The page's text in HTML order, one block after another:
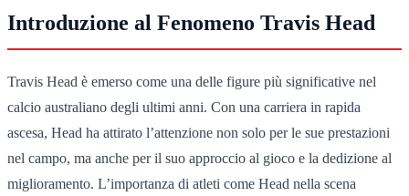
Introduzione al Fenomeno Travis Head
Travis Head è emerso come una delle figure più significative nel
calcio australiano degli ultimi anni. Con una carriera in rapida
ascesa, Head ha attirato l’attenzione non solo per le sue prestazioni
nel campo, ma anche per il suo approccio al gioco e la dedizione al
miglioramento. L’importanza di atleti come Head nella scena